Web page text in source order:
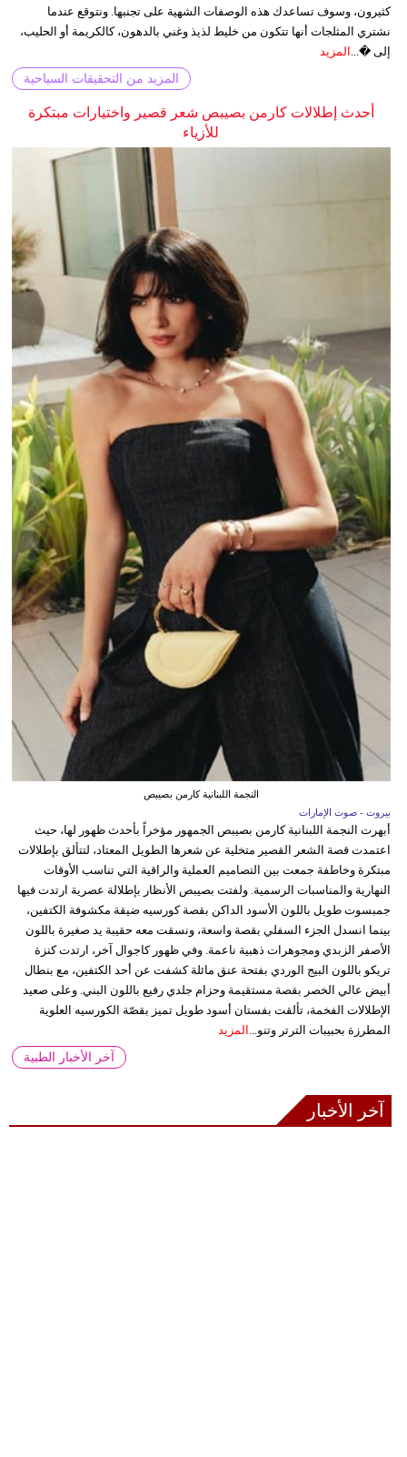
كثيرون، وسوف تساعدك هذه الوصفات الشهية على تجنبها. ونتوقع عندما
نشتري المثلجات أنها تتكون من خليط لذيذ وغني بالدهون، كالكريمة أو الحليب،
إلى �... المزيد
المزيد من التحقيقات السياحية
أحدث إطلالات كارمن بصيبص شعر قصير واختيارات مبتكرة
للأزياء
النجمة اللبنانية كارمن بصيبص
بيروت - صوت الإمارات
أبهرت النجمة اللبنانية كارمن بصيبص الجمهور مؤخراً بأحدث ظهور لها، حيث
اعتمدت قصة الشعر القصير متخلية عن شعرها الطويل المعتاد، لتتألق بإطلالات
مبتكرة وخاطفة جمعت بين التصاميم العملية والراقية التي تناسب الأوقات
النهارية والمناسبات الرسمية. ولفتت بصيبص الأنظار بإطلالة عصرية ارتدت فيها
جمبسوت طويل باللون الأسود الداكن بقصة كورسيه ضيقة مكشوفة الكتفين،
بينما انسدل الجزء السفلي بقصة واسعة، ونسقت معه حقيبة يد صغيرة باللون
الأصفر الزبدي ومجوهرات ذهبية ناعمة. وفي ظهور كاجوال آخر، ارتدت كنزة
تريكو باللون البيج الوردي بفتحة عنق مائلة كشفت عن أحد الكتفين، مع بنطال
أبيض عالي الخصر بقصة مستقيمة وحزام جلدي رفيع باللون البني. وعلى صعيد
الإطلالات الفخمة، تألقت بفستان أسود طويل تميز بقصّة الكورسيه العلوية
المطرزة بحبيبات الترتر وتنو... المزيد
آخر الأخبار الطبية
آخر الأخبار